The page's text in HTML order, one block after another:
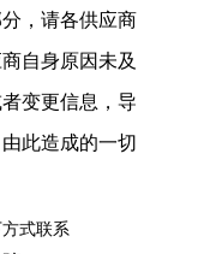
， 请各供应商
自身原因未及
变更信息，导
此造成的一切
式联系